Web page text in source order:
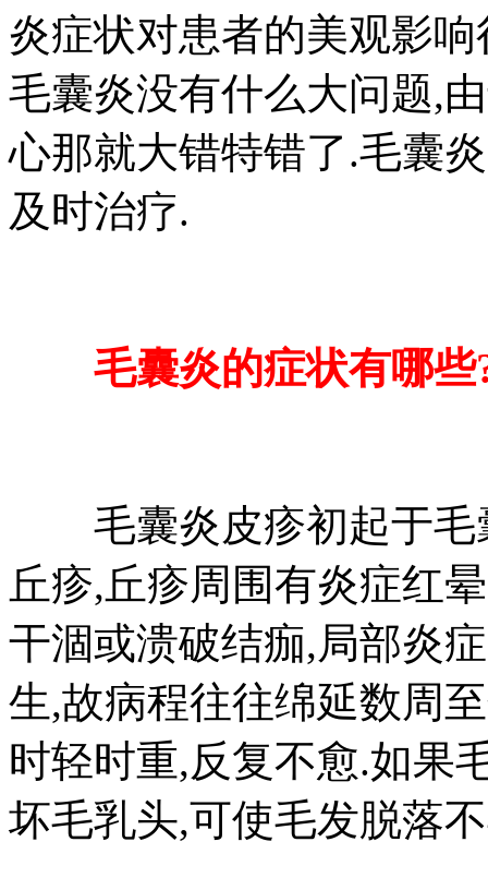
炎症状对患者的美观影
毛囊炎没有什么大问题,
心那就大错特错了.毛囊
及时治疗.
毛囊炎的症状有哪些
毛囊炎皮疹初起于毛
丘疹,丘疹周围有炎症红
干涸或溃破结痂,局部炎
生,故病程往往绵延数周
时轻时重,反复不愈.如果
坏毛乳头,可使毛发脱落